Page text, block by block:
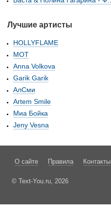
Лучшие артисты
HOLLYFLAME
МОТ
Anna Volkova
Garik Garik
АлСми
Artem Smile
Миа Бойка
Jeny Vesna
О сайте Правила Контакты
© Text-You.ru, 2026